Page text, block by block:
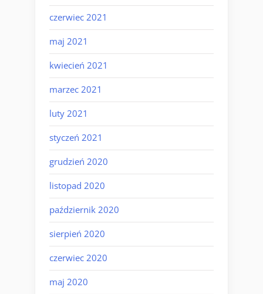
czerwiec 2021
maj 2021
kwiecień 2021
marzec 2021
luty 2021
styczeń 2021
grudzień 2020
listopad 2020
październik 2020
sierpień 2020
czerwiec 2020
maj 2020